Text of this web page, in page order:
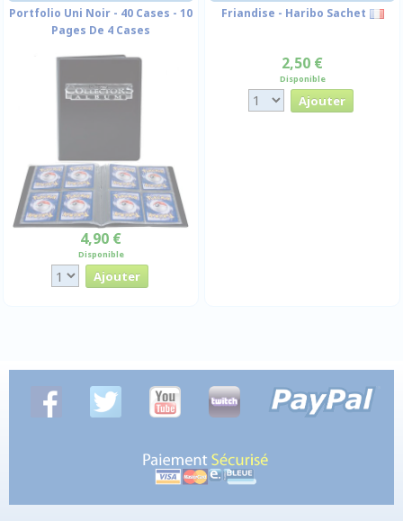
Portfolio Uni Noir - 40 Cases - 10
Pages De 4 Cases
4,90 €
Disponible
Friandise - Haribo Sachet
2,50 €
Disponible